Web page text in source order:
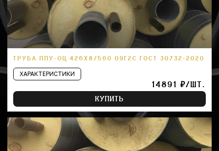
ТРУБА ППУ-ОЦ 426Х8/560 09Г2С ГОСТ 30732-2020
ХАРАКТЕРИСТИКИ
14891 ₽/ШТ.
КУПИТЬ